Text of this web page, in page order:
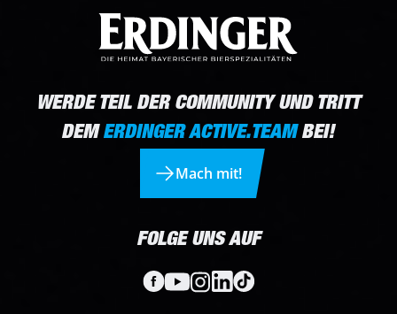
WERDE TEIL DER COMMUNITY UND TRITT
DEMERDINGER ACTIVE.TEAMBEI!
Mach mit!
FOLGE UNS AUF